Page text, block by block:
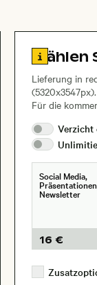
Zu den
Lieferung in
(5320x3547px).
Für die
Verzicht
Social Media,
Newsletter
16 €